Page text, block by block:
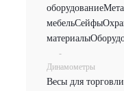
оборудование
мебельСейфы
материалы
-
Динамометры
Весы для торговли